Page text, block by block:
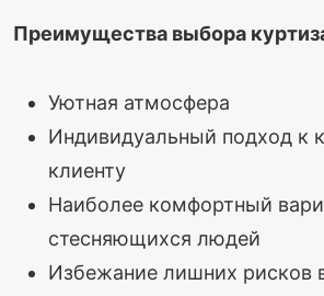
Преимущества выбора
Уютная атмосфера
Индивидуальный подход к
клиенту
Наиболее комфортный
стесняющихся людей
Избежание лишних рисков